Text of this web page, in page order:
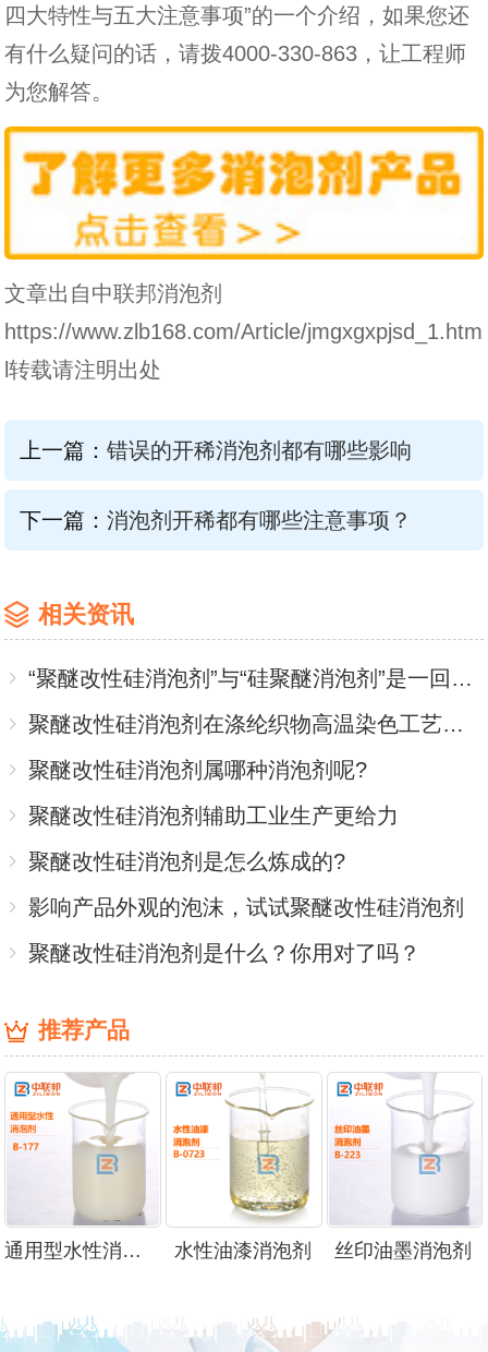
四大特性与五大注意事项”的一个介绍，如果您还
有什么疑问的话，请拨4000-330-863，让工程师
为您解答。
文章出自中联邦消泡剂
https://www.zlb168.com/Article/jmgxgxpjsd_1.htm
l转载请注明出处
上一篇： 错误的开稀消泡剂都有哪些影响
下一篇： 消泡剂开稀都有哪些注意事项？
相关资讯
“聚醚改性硅消泡剂”与“硅聚醚消泡剂”是一回事儿吗？
聚醚改性硅消泡剂在涤纶织物高温染色工艺中应用
聚醚改性硅消泡剂属哪种消泡剂呢?
聚醚改性硅消泡剂辅助工业生产更给力
聚醚改性硅消泡剂是怎么炼成的?
影响产品外观的泡沫，试试聚醚改性硅消泡剂
聚醚改性硅消泡剂是什么？你用对了吗？
推荐产品
通用型水性消泡剂 水性油漆消泡剂 丝印油墨消泡剂